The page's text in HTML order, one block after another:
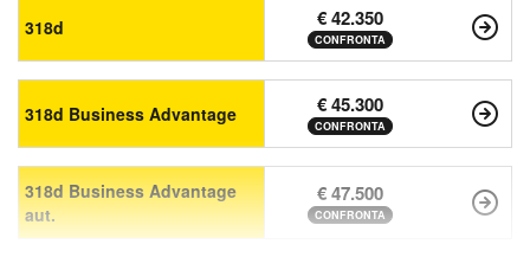
318d € 42.350
CONFRONTA
318d Business Advantage € 45.300
CONFRONTA
318d Business Advantage
aut.
€ 47.500
CONFRONTA